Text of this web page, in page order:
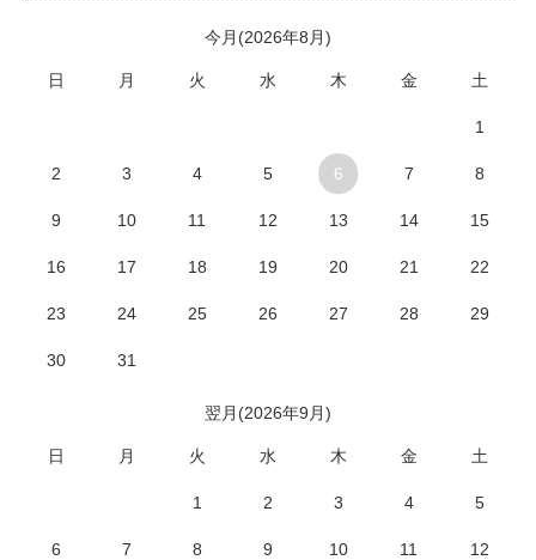
今月(2026年8月)
日 月 火 水 木 金 土
1
2 3 4 5 6 7 8
9 10 11 12 13 14 15
16 17 18 19 20 21 22
23 24 25 26 27 28 29
30 31
翌月(2026年9月)
日 月 火 水 木 金 土
1 2 3 4 5
6 7 8 9 10 11 12